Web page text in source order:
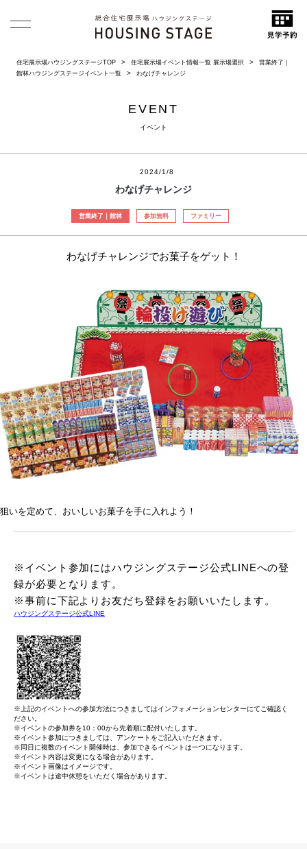
住宅展示場ハウジングステージTOP 住宅展示場イベント情報一覧 展示場選択
営業終了｜
館林ハウジングステージイベント一覧
わなげチャレンジ
EVENT
イベント
2024/1/8
わなげチャレンジ
営業終了｜館林 参加無料 ファミリー
わなげチャレンジでお菓子をゲット！
狙いを定めて、おいしいお菓子を手に入れよう！
※イベント参加にはハウジングステージ公式LINEへの登
録が必要となります。
※事前に下記よりお友だち登録をお願いいたします。
ハウジングステージ公式LINE
※上記のイベントへの参加方法につきましてはインフォメーションセンターにてご確認く
ださい。
※イベントの参加券を10：00から先着順に配付いたします。
※イベント参加につきましては、アンケートをご記入いただきます。
※同日に複数のイベント開催時は、参加できるイベントは一つになります。
※イベント内容は変更になる場合があります。
※イベント画像はイメージです。
※イベントは途中休憩をいただく場合があります。